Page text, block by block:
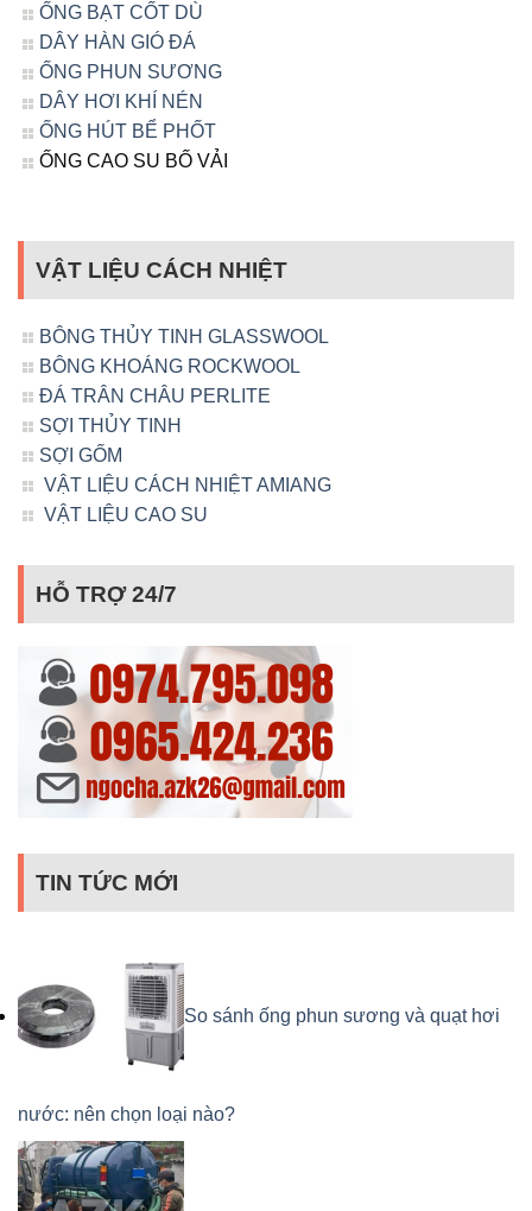
ỐNG BẠT CỐT DÙ
DÂY HÀN GIÓ ĐÁ
ỐNG PHUN SƯƠNG
DÂY HƠI KHÍ NÉN
ỐNG HÚT BỂ PHỐT
ỐNG CAO SU BỐ VẢI
VẬT LIỆU CÁCH NHIỆT
BÔNG THỦY TINH GLASSWOOL
BÔNG KHOÁNG ROCKWOOL
ĐÁ TRÂN CHÂU PERLITE
SỢI THỦY TINH
SỢI GỐM
VẬT LIỆU CÁCH NHIỆT AMIANG
VẬT LIỆU CAO SU
HỖ TRỢ 24/7
TIN TỨC MỚI
So sánh ống phun sương và quạt hơi
nước: nên chọn loại nào?